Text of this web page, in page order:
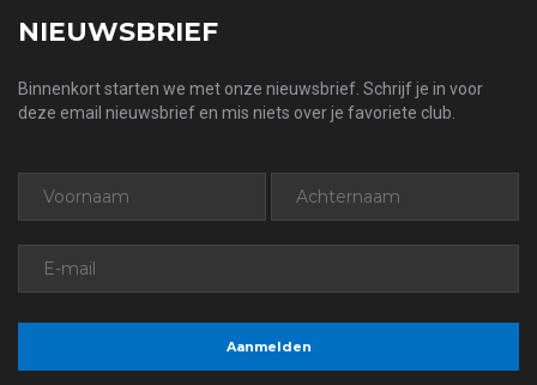
NIEUWSBRIEF
Binnenkort starten we met onze nieuwsbrief. Schrijf je in voor
deze email nieuwsbrief en mis niets over je favoriete club.